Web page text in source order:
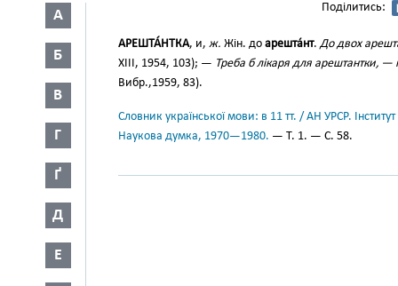
А
Б
В
Г
Ґ
Д
Е
Поділитись:
АРЕШТА́НТКА, и, ж. Жін. до арешта́нт.До двох
XIII, 1954, 103); — Треба б лікаря для арештантки,
Вибр.,1959, 83).
Словник української мови: в 11 тт. / АН УРСР.
Наукова думка, 1970—1980. — Т. 1. — С. 58.